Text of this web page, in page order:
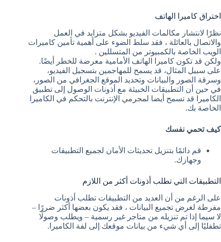
اختراق كاميرا الهاتف
نظرًا لانتشار مكالمات الفيديو بشكل متزايد في العمل
والاتصال بالعائلة ، فقد سلط الضوء على أهمية تأمين كاميرات
الويب الخاصة بالكمبيوتر من المتسللين .
ولكن قد تكون كاميرا الهاتف الأمامية معرضة للخطر أيضًا.
على سبيل المثال، قد يسمح للمهاجمين بتسجيل الفيديو،
وسرقة الصور والبيانات وتحديد الموقع الجغرافي من الصور،
في حين أن التطبيقات الخبيثة مع أذونات الوصول إلى تطبيق
الكاميرا قد تسمح أيضا لمجرمي الإنترنت بالتحكم في الكاميرا
الخاصة بك.
كيف تحمي نفسك
قم دائمًا بتنزيل تحديثات الأمان لجميع التطبيقات
وجهازك.
التطبيقات التي تطلب أذونات أكثر من اللازم
على الرغم من أن العديد من التطبيقات تطلب أذونات
مفرطة لغرض تجميع البيانات ، فقد يكون بعضها أكثر ضررًا –
لا سيما إذا تم تنزيله من متاجر غير رسمية – ويطلب وصولًا
تطفليًا إلى أي شيء من بيانات موقعك إلى لفة الكاميرا.